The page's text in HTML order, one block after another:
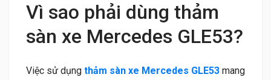
Vì sao phải dùng thảm
sàn xe Mercedes GLE53?
Việc sử dụng thảm sàn xe Mercedes GLE53 mang